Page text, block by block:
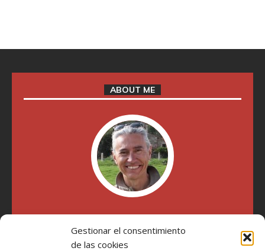
Gestionar el consentimiento
de las cookies
ABOUT ME
"Soy Manel Hospido, nací en Valencia en 1969 y desde el
año 2007 he escrito sobre motos en distintos medios.
Millatrece.com es una apuesta por escribir sobre lo que me